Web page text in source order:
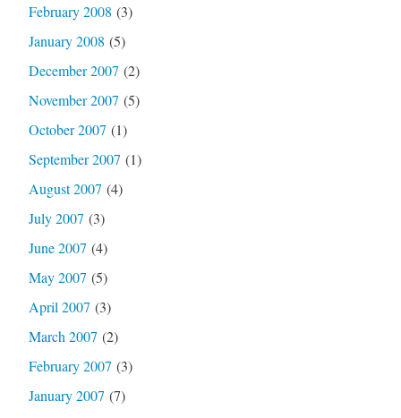
February 2008 (3)
January 2008 (5)
December 2007 (2)
November 2007 (5)
October 2007 (1)
September 2007 (1)
August 2007 (4)
July 2007 (3)
June 2007 (4)
May 2007 (5)
April 2007 (3)
March 2007 (2)
February 2007 (3)
January 2007 (7)